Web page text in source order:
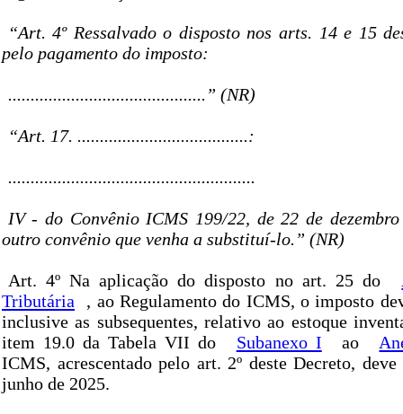
“Art. 4º Ressalvado o disposto nos arts. 14 e 15
pelo pagamento do imposto:
............................................” (NR)
“Art. 17. ......................................:
.......................................................
IV - do Convênio ICMS 199/22, de 22 de
outro convênio que venha a substituí-lo.” (NR)
Art. 4º Na aplicação do disposto no art. 25 do
Tributária
, ao Regulamento do ICMS, o imposto
inclusive as subsequentes, relativo ao estoque
item 19.0 da Tabela VII do
Subanexo I ao
ICMS, acrescentado pelo art. 2º deste Decreto,
junho de 2025.